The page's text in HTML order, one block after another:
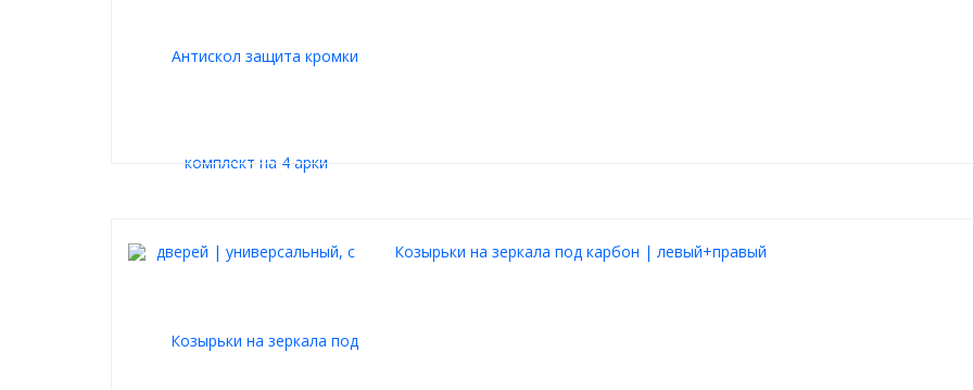
Козырьки на зеркала под карбон | левый+правый